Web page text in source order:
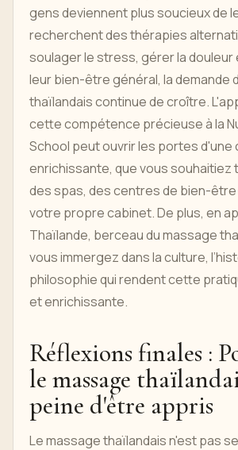
gens deviennent plus soucieux de
recherchent des thérapies
soulager le stress, gérer la douleur
leur bien-être général, la demande
thaïlandais continue de croître.
cette compétence précieuse à la
School peut ouvrir les portes d'une
enrichissante, que vous souhaitiez
des spas, des centres de bien-
votre propre cabinet. De plus, en
Thaïlande, berceau du massage
vous immergez dans la culture,
philosophie qui rendent cette
et enrichissante.
Réflexions finales :
le massage
peine d'être appris
Le massage thaïlandais n'est pas